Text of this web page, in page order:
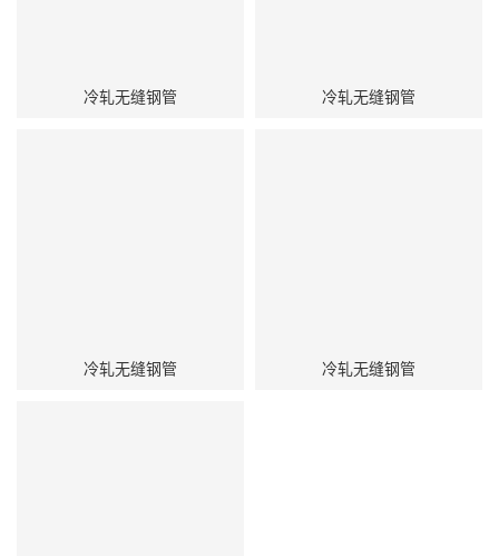
冷轧无缝钢管 冷轧无缝钢管
冷轧无缝钢管 冷轧无缝钢管